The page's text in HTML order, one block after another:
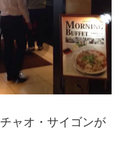
チャオ・サイゴンが